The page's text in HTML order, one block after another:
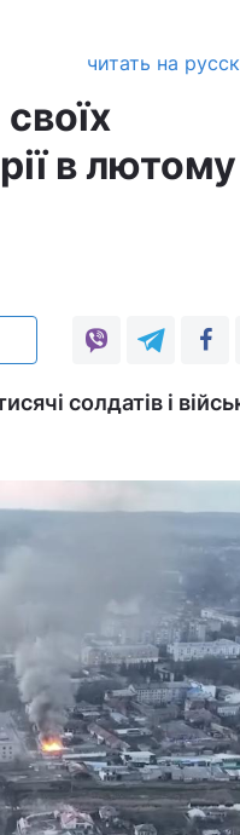
читать на
в
солдатів і